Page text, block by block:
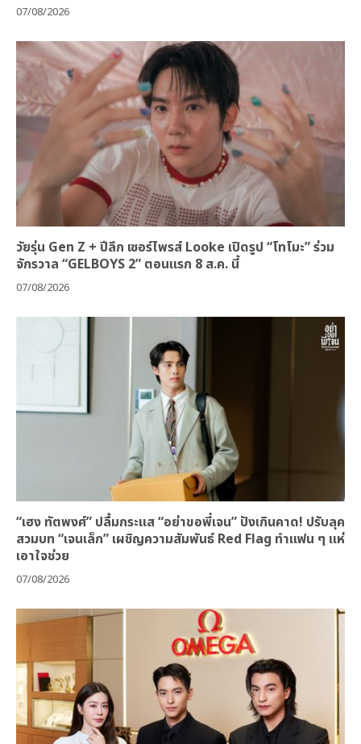
07/08/2026
วัยรุ่น Gen Z + ปีลึก เซอร์ไพรส์ Looke เปิดรูป “โทโมะ” ร่วม
จักรวาล “GELBOYS 2” ตอนแรก 8 ส.ค. นี้
07/08/2026
“เฮง ทัตพงศ์” ปลื้มกระแส “อย่าขอพี่เจน” ปังเกินคาด! ปรับลุค
สวมบท “เจนเล็ก” เผชิญความสัมพันธ์ Red Flag ทำแฟน ๆ แห่
เอาใจช่วย
07/08/2026